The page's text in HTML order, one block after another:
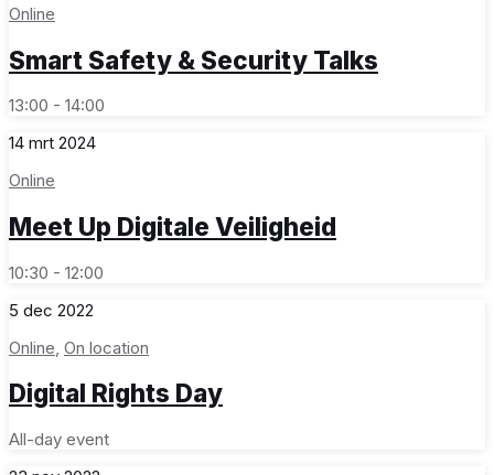
Online
Smart Safety & Security Talks
13:00 - 14:00
14 mrt 2024
Online
Meet Up Digitale Veiligheid
10:30 - 12:00
5 dec 2022
Online On location
Digital Rights Day
All-day event